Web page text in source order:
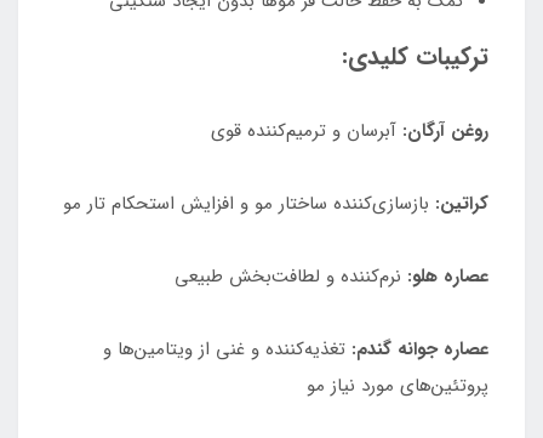
ترکیبات کلیدی:
روغن آرگان: آبرسان و ترمیم‌کننده قوی
کراتین: بازسازی‌کننده ساختار مو و افزایش استحکام تار مو
عصاره هلو: نرم‌کننده و لطافت‌بخش طبیعی
عصاره جوانه گندم: تغذیه‌کننده و غنی از ویتامین‌ها و
پروتئین‌های مورد نیاز مو